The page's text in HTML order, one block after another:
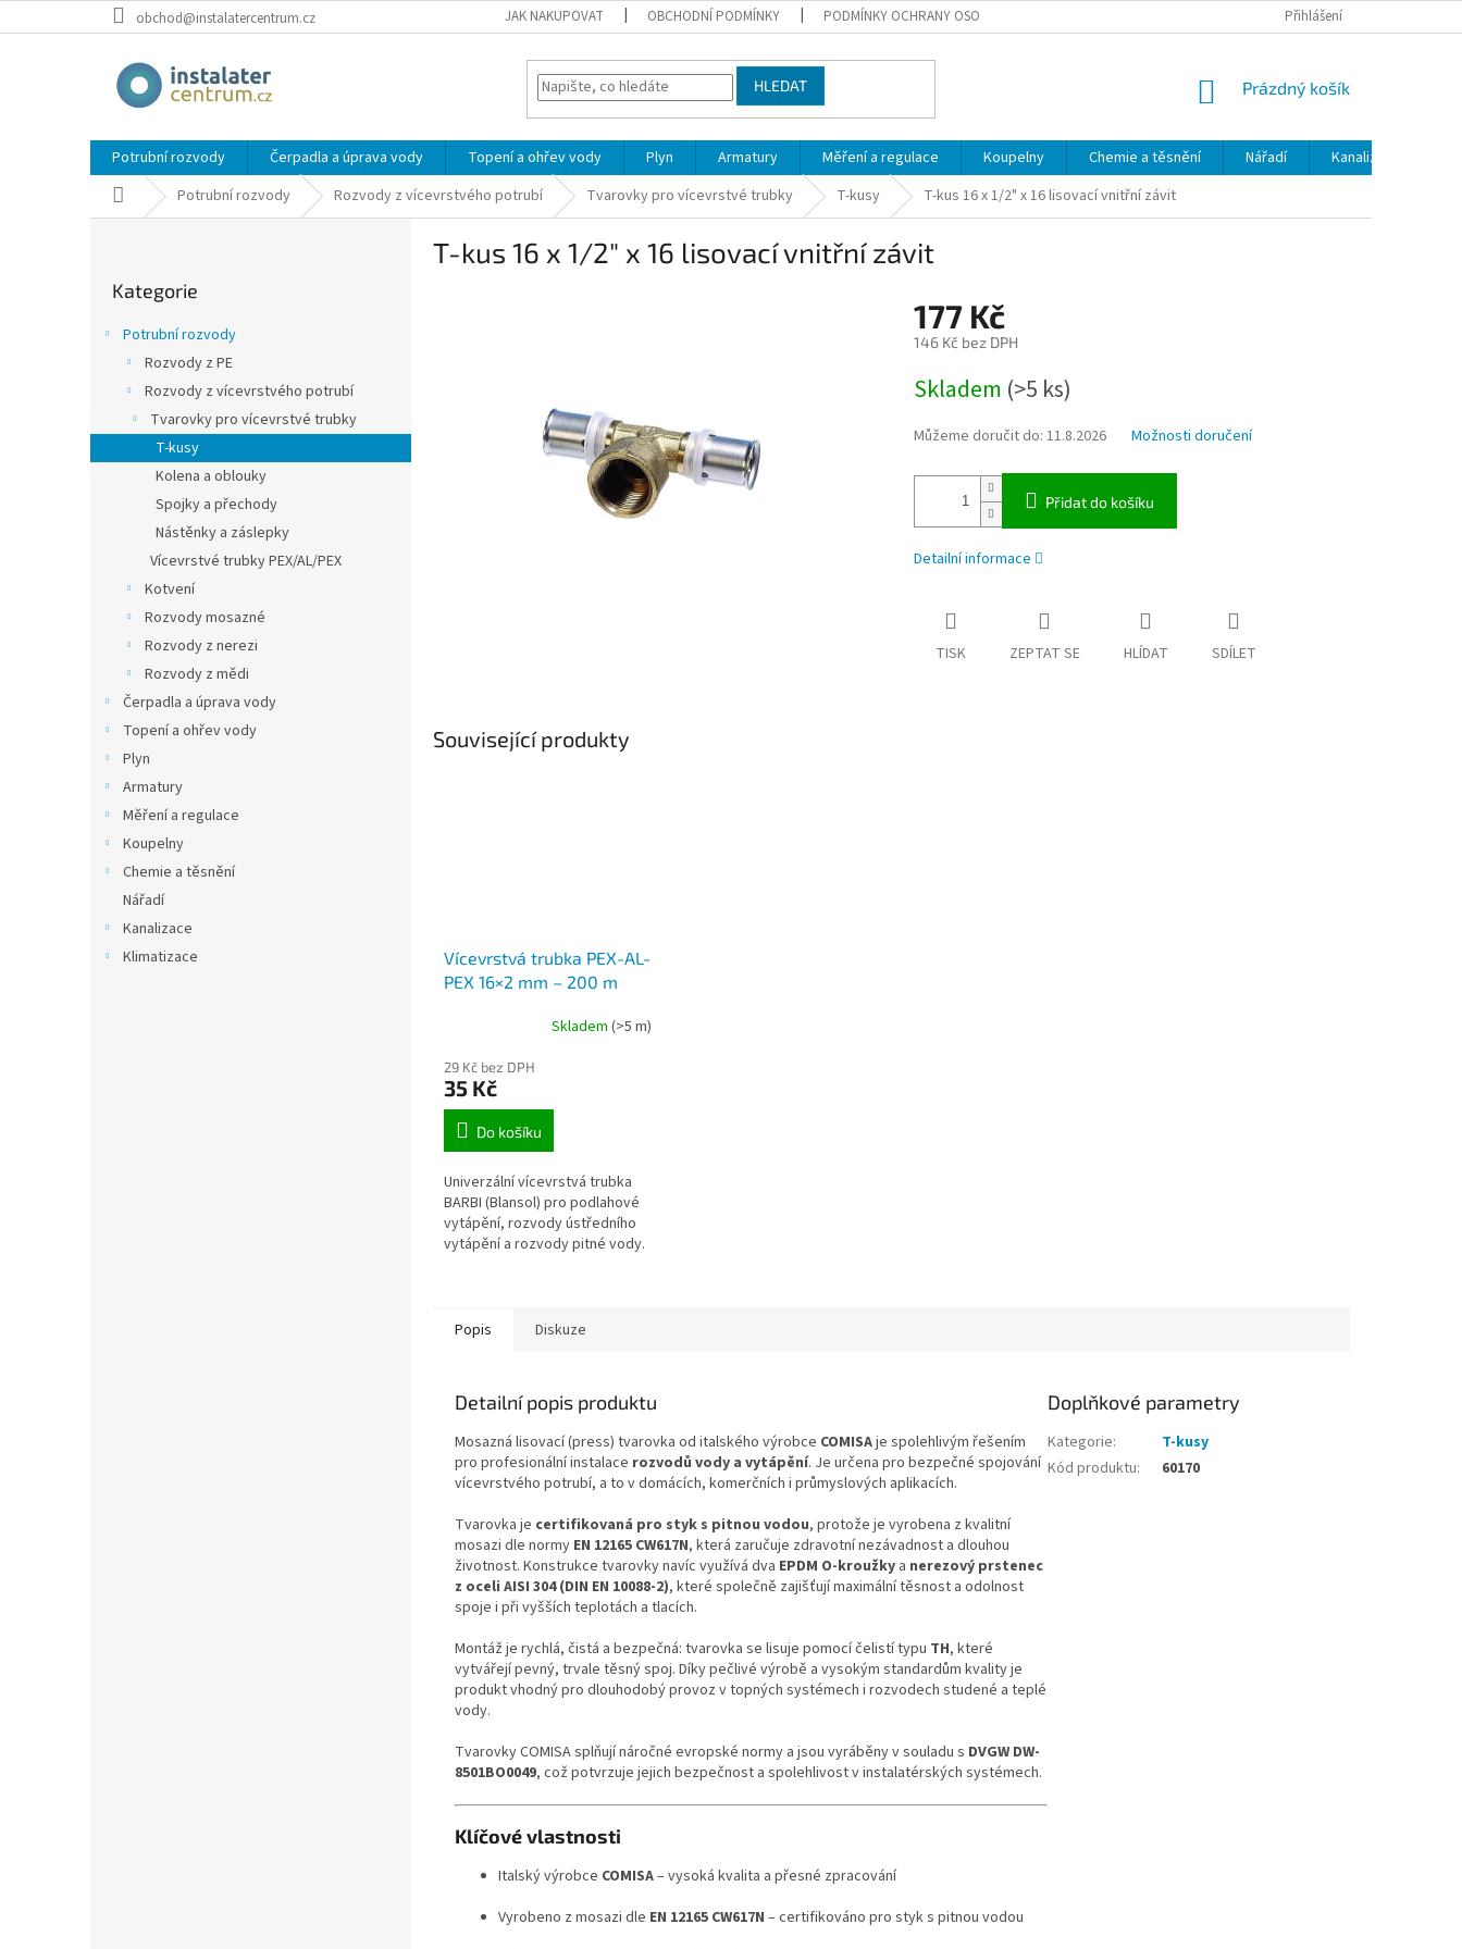
na
obchod@instalatercentrum.cz JAK NAKUPOVAT OBCHODNÍ PODMÍNKY PODMÍNKY OCHRANY OSOBNÍCH ÚDAJŮ MOJE OBJEDNÁVKA
Přihlášení
HLEDAT
NÁKUPNÍ
Prázdný košík
Potrubní rozvody Čerpadla a úprava vody Topení a ohřev vody Plyn Armatury Měření a regulace Koupelny Chemie a těsnění Nářadí Kanalizace
Domů Potrubní rozvody Rozvody z vícevrstvého potrubí Tvarovky pro vícevrstvé trubky T-kusy T-kus 16 x 1/2" x 16 lisovací vnitřní závit
a
kategorie
Kategorie
Potrubní rozvody
Rozvody z PE
Rozvody z vícevrstvého potrubí
Tvarovky pro vícevrstvé trubky
T-kusy
Kolena a oblouky
Spojky a přechody
Nástěnky a záslepky
Vícevrstvé trubky PEX/AL/PEX
Kotvení
Rozvody mosazné
Rozvody z nerezi
Rozvody z mědi
Čerpadla a úprava vody
Topení a ohřev vody
Plyn
Armatury
Měření a regulace
Koupelny
Chemie a těsnění
Nářadí
Kanalizace
Klimatizace
T-kus 16 x 1/2" x 16 lisovací vnitřní závit
177 Kč
146 Kč bez DPH
cena:
Skladem (>5 ks)
Můžeme doručit do: 11.8.2026 Možnosti doručení
Přidat do košíku
Detailní informace
TISK ZEPTAT SE HLÍDAT SDÍLET
Související produkty
Vícevrstvá trubka PEX-AL-
PEX 16×2 mm – 200 m
Skladem (>5 m)
29 Kč bez DPH
35 Kč
Do košíku
Univerzální vícevrstvá trubka
BARBI (Blansol) pro podlahové
vytápění, rozvody ústředního
vytápění a rozvody pitné vody.
Popis Diskuze
Detailní popis produktu
Mosazná lisovací (press) tvarovka od italského výrobce COMISAje spolehlivým řešením
pro profesionální instalace rozvodů vody a vytápění. Je určena pro bezpečné spojování
vícevrstvého potrubí, a to v domácích, komerčních i průmyslových aplikacích.
Tvarovka je certifikovaná pro styk s pitnou vodou, protože je vyrobena z kvalitní
mosazi dle normy EN 12165 CW617N, která zaručuje zdravotní nezávadnost a dlouhou
životnost. Konstrukce tvarovky navíc využívá dva EPDM O-kroužky a nerezový prstenec
z oceli AISI 304 (DIN EN 10088-2), které společně zajišťují maximální těsnost a odolnost
spoje i při vyšších teplotách a tlacích.
Montáž je rychlá, čistá a bezpečná: tvarovka se lisuje pomocí čelistí typu TH, které
vytvářejí pevný, trvale těsný spoj. Díky pečlivé výrobě a vysokým standardům kvality je
produkt vhodný pro dlouhodobý provoz v topných systémech i rozvodech studené a teplé
vody.
Tvarovky COMISA splňují náročné evropské normy a jsou vyráběny v souladu s DVGW DW-
8501BO0049, což potvrzuje jejich bezpečnost a spolehlivost v instalatérských systémech.
Klíčové vlastnosti
Italský výrobce COMISA– vysoká kvalita a přesné zpracování
Vyrobeno z mosazi dle EN 12165 CW617N – certifikováno pro styk s pitnou vodou
Doplňkové parametry
Kategorie:
T-kusy
Kód produktu: 60170